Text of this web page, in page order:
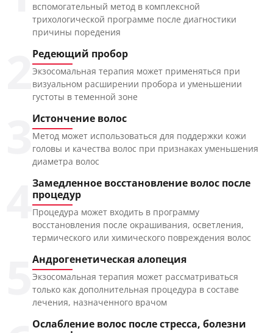
вспомогательный метод в комплексной
трихологической программе после диагностики
причины поредения
Редеющий пробор
Экзосомальная терапия может применяться при
визуальном расширении пробора и уменьшении
густоты в теменной зоне
Истончение волос
Метод может использоваться для поддержки кожи
головы и качества волос при признаках уменьшения
диаметра волос
Замедленное восстановление волос после
процедур
Процедура может входить в программу
восстановления после окрашивания, осветления,
термического или химического повреждения волос
Андрогенетическая алопеция
Экзосомальная терапия может рассматриваться
только как дополнительная процедура в составе
лечения, назначенного врачом
Ослабление волос после стресса, болезни